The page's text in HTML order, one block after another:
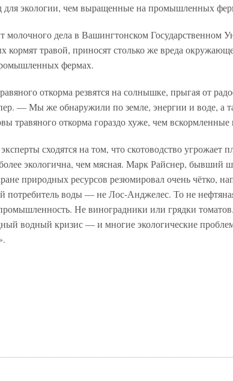
для экологии, чем выращенные на промышленных
дела в Вашингтонском Государственном
кормят травой, приносят столько же вреда
фермах.
откорма резвятся на солнышке, прыгая от
— Мы же обнаружили по земле, энергии и воде, а
травяного откорма гораздо хуже, чем вскормленные
сходятся на том, что скотоводство угрожает
более экологична, чем мясная. Марк Райснер, бывший
природных ресурсов резюмировал очень чётко,
воды — не Лос-Анджелес. То не
Не виноградники или грядки
водный кризис — и многие экологические